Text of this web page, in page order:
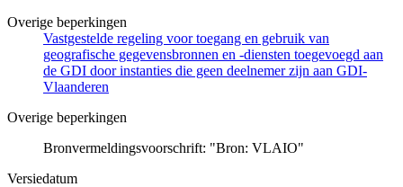
Overige beperkingen
Vastgestelde regeling voor toegang en gebruik van
geografische gegevensbronnen en -diensten toegevoegd aan
de GDI door instanties die geen deelnemer zijn aan GDI-
Vlaanderen
Overige beperkingen
Bronvermeldingsvoorschrift: "Bron: VLAIO"
Versiedatum